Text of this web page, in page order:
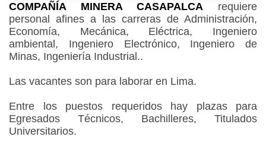
COMPAÑÍA MINERA CASAPALCA requiere
personal afines a las carreras de Administración,
Economía, Mecánica, Eléctrica, Ingeniero
ambiental, Ingeniero Electrónico, Ingeniero de
Minas, Ingeniería Industrial..
Las vacantes son para laborar en Lima.
Entre los puestos requeridos hay plazas para
Egresados Técnicos, Bachilleres, Titulados
Universitarios.